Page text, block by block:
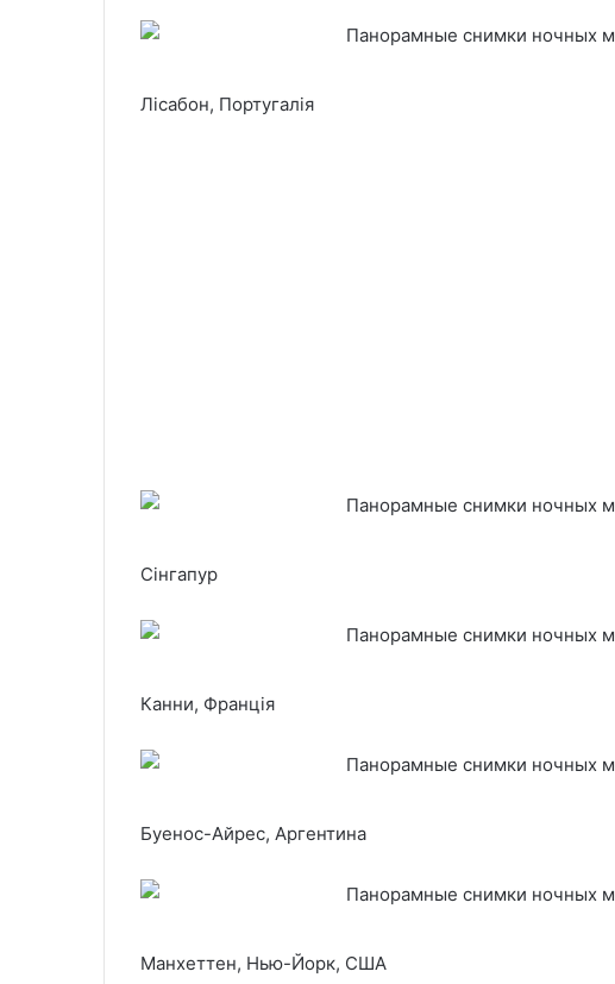
Лісабон, Португалія
Сінгапур
Канни, Франція
Буенос-Айрес, Аргентина
Манхеттен, Нью-Йорк, США